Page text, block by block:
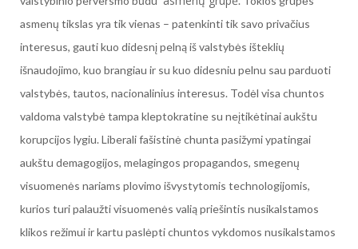
asmenų tikslas yra tik vienas – patenkinti tik savo privačius
interesus, gauti kuo didesnį pelną iš valstybės išteklių
išnaudojimo, kuo brangiau ir su kuo didesniu pelnu sau parduoti
valstybės, tautos, nacionalinius interesus. Todėl visa chuntos
valdoma valstybė tampa kleptokratine su neįtikėtinai aukštu
korupcijos lygiu. Liberali fašistinė chunta pasižymi ypatingai
aukštu demagogijos, melagingos propagandos, smegenų
visuomenės nariams plovimo išvystytomis technologijomis,
kurios turi palaužti visuomenės valią priešintis nusikalstamos
klikos režimui ir kartu paslėpti chuntos vykdomos nusikalstamos